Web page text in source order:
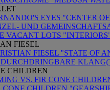
EYES "CENTER
UND
VACANT LOTS
FIESEL
FIESEL "STATE OF
CHILDREN
VS. FIR CONE
CONE CHILDREN